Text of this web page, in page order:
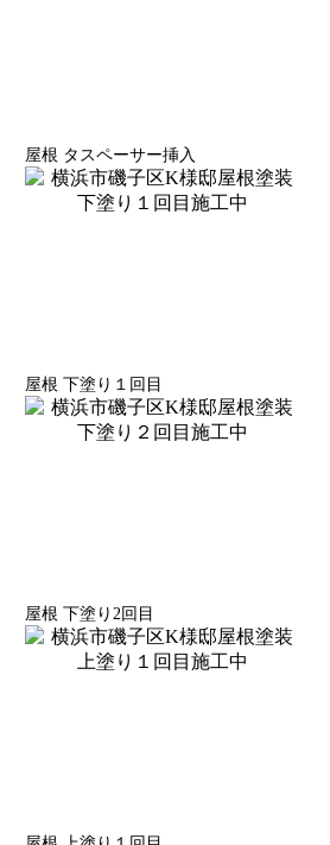
屋根 タスペーサー挿入
屋根 下塗り１回目
屋根 下塗り2回目